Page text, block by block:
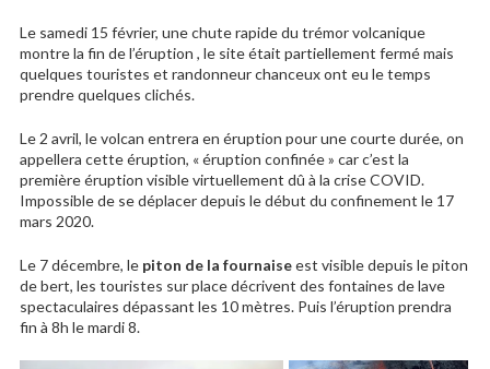
Le samedi 15 février, une chute rapide du trémor volcanique
montre la fin de l’éruption , le site était partiellement fermé mais
quelques touristes et randonneur chanceux ont eu le temps
prendre quelques clichés.
Le 2 avril, le volcan entrera en éruption pour une courte durée, on
appellera cette éruption, « éruption confinée » car c’est la
première éruption visible virtuellement dû à la crise COVID.
Impossible de se déplacer depuis le début du confinement le 17
mars 2020.
Le 7 décembre, le piton de la fournaiseest visible depuis le piton
de bert, les touristes sur place décrivent des fontaines de lave
spectaculaires dépassant les 10 mètres. Puis l’éruption prendra
fin à 8h le mardi 8.